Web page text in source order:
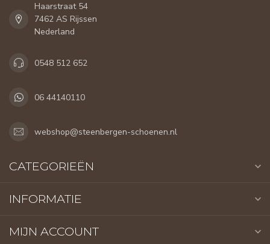
Haarstraat 54
7462 AS Rijssen
Nederland
0548 512 652
06 44140110
webshop@steenbergen-schoenen.nl
CATEGORIEËN
INFORMATIE
MIJN ACCOUNT